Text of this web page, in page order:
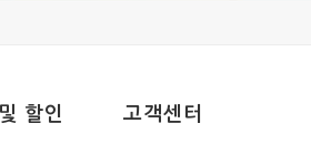
할인 고객센터